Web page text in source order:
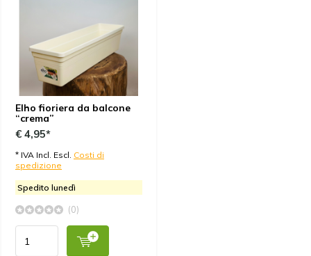
Elho fioriera da balcone
“crema”
€ 4,95*
* IVA Incl. Escl. Costi di
spedizione
Spedito lunedì
(0)